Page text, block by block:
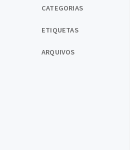
CATEGORIAS
ETIQUETAS
ARQUIVOS